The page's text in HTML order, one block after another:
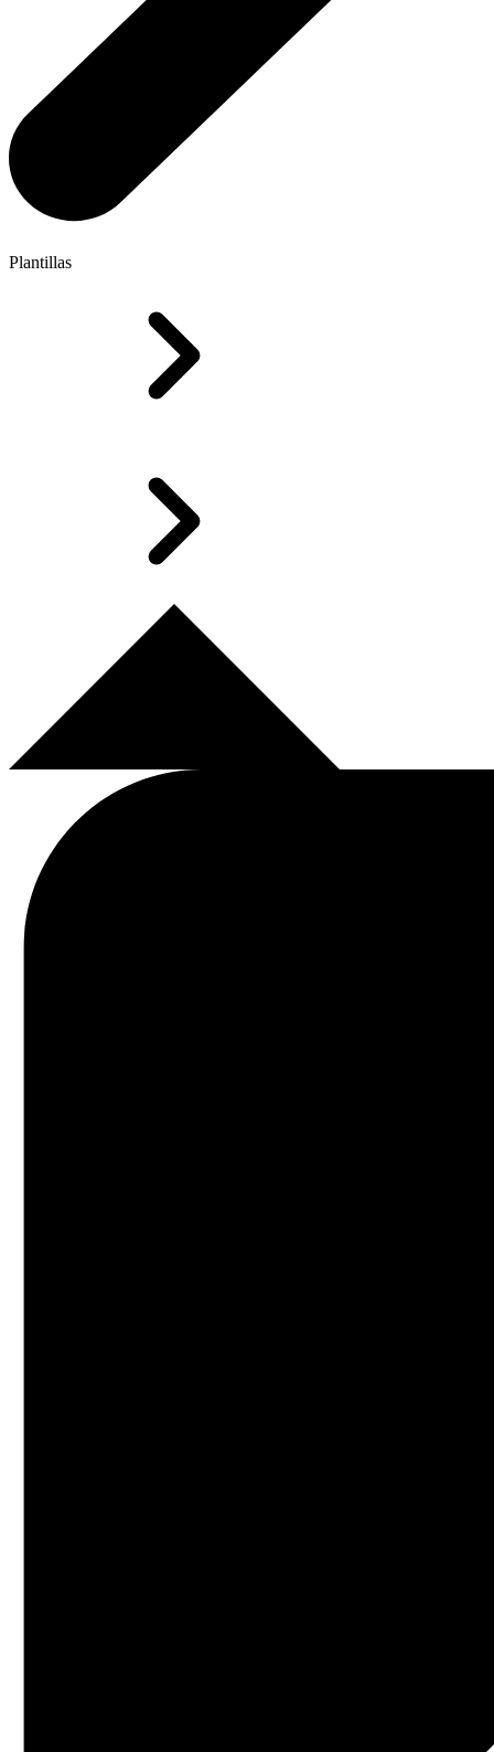
Plantillas